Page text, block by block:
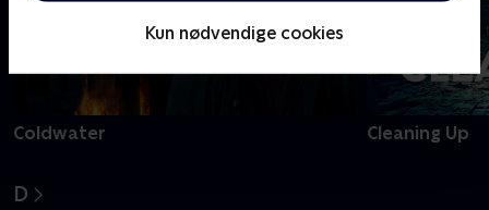
Kun nødvendige cookies
Coldwater Cleaning Up
D